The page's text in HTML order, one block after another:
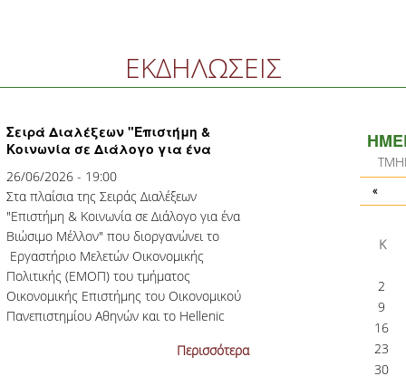
ΕΚΔΗΛΩΣΕΙΣ
Σειρά Διαλέξεων "Επιστήμη &
Κοινωνία σε Διάλογο για ένα
26/06/2026 - 19:00
Στα πλαίσια της Σειράς Διαλέξεων
"Επιστήμη & Κοινωνία σε Διάλογο για ένα
Βιώσιμο Μέλλον" που διοργανώνει το
Εργαστήριο Μελετών Οικονομικής
Πολιτικής (ΕΜΟΠ) του τμήματος
Οικονομικής Επιστήμης του Οικονομικού
Πανεπιστημίου Αθηνών και το Hellenic
Center του Πανεπιστημίου Yale,...Περισσότερα
«
Κ
2
9
16
23
30